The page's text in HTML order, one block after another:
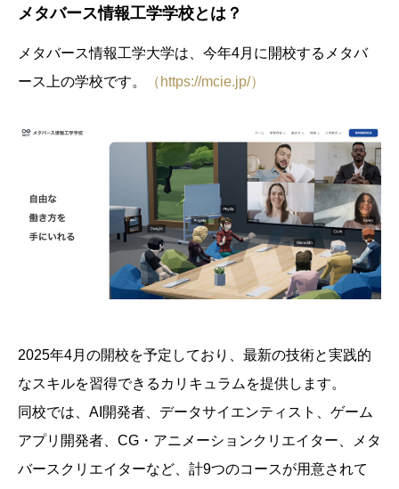
メタバース情報工学学校とは？
メタバース情報工学大学は、今年4月に開校するメタバ
ース上の学校です。
（https://mcie.jp/）
2025年4月の開校を予定しており、最新の技術と実践的
なスキルを習得できるカリキュラムを提供します。
同校では、AI開発者、データサイエンティスト、ゲーム
アプリ開発者、CG・アニメーションクリエイター、メタ
バースクリエイターなど、計9つのコースが用意されて